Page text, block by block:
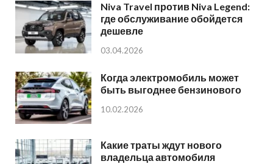
Niva Travel против Niva Legend:
где обслуживание обойдется
дешевле
03.04.2026
Когда электромобиль может
быть выгоднее бензинового
10.02.2026
Какие траты ждут нового
владельца автомобиля